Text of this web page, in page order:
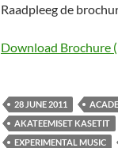
Raadpleeg de
Download Brochure
28 JUNE 2011
AKATEEMISET KASETIT
EXPERIMENTAL MUSIC